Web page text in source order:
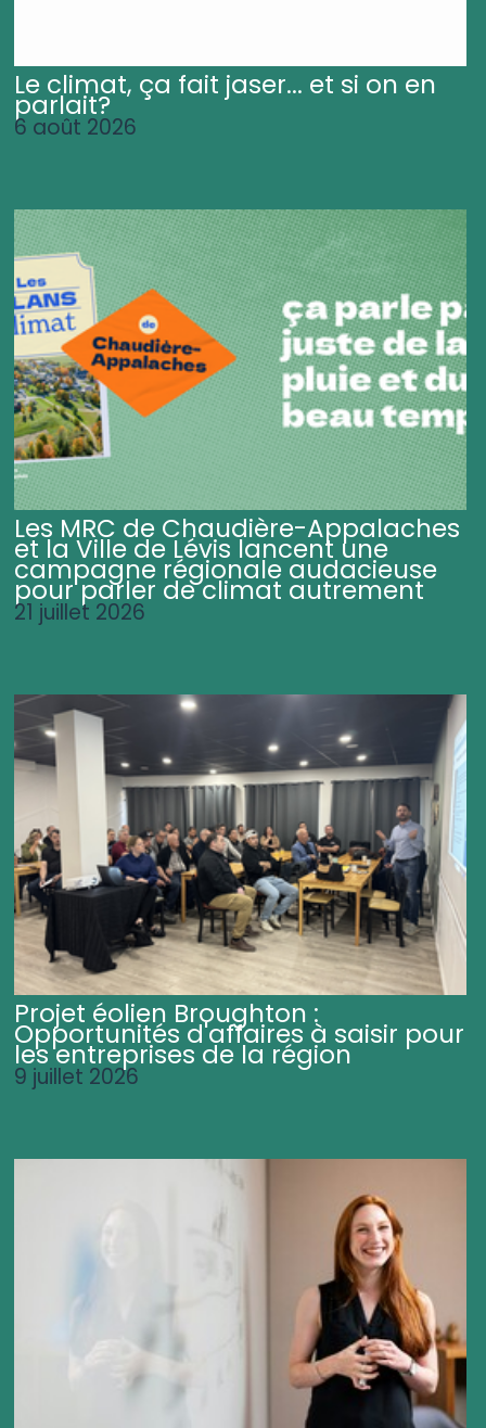
Le climat, ça fait jaser... et si on en
parlait?
6 août 2026
Les MRC de Chaudière-Appalaches
et la Ville de Lévis lancent une
campagne régionale audacieuse
pour parler de climat autrement
21 juillet 2026
Projet éolien Broughton :
Opportunités d'affaires à saisir pour
les entreprises de la région
9 juillet 2026